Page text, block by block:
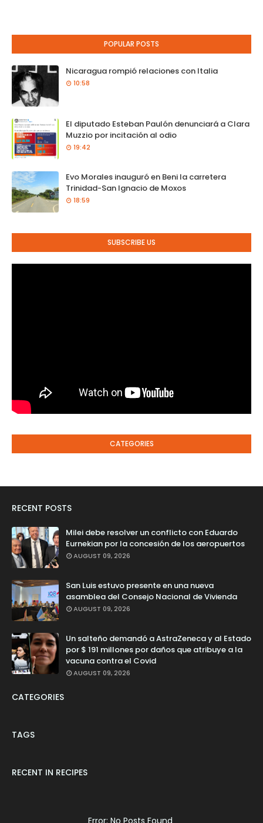
POPULAR POSTS
Nicaragua rompió relaciones con Italia
10:58
El diputado Esteban Paulón denunciará a Clara
Muzzio por incitación al odio
19:42
Evo Morales inauguró en Beni la carretera
Trinidad-San Ignacio de Moxos
18:59
SUBSCRIBE US
CATEGORIES
RECENT POSTS
Milei debe resolver un conflicto con Eduardo
Eurnekian por la concesión de los aeropuertos
AUGUST 09, 2026
San Luis estuvo presente en una nueva
asamblea del Consejo Nacional de Vivienda
AUGUST 09, 2026
Un salteño demandó a AstraZeneca y al Estado
por $ 191 millones por daños que atribuye a la
vacuna contra el Covid
AUGUST 09, 2026
CATEGORIES
TAGS
RECENT IN RECIPES
Error: No Posts Found